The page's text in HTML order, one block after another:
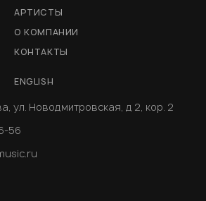
АРТИСТЫ
О КОМПАНИИ
КОНТАКТЫ
ENGLISH
ул. Новодмитровская, д 2, кор. 2
56